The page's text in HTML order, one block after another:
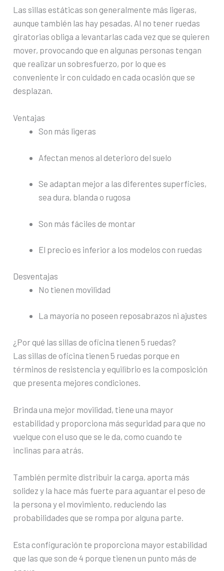
Las sillas estáticas son generalmente más ligeras,
aunque también las hay pesadas. Al no tener ruedas
giratorias obliga a levantarlas cada vez que se quieren
mover, provocando que en algunas personas tengan
que realizar un sobresfuerzo, por lo que es
conveniente ir con cuidado en cada ocasión que se
desplazan.
Ventajas
Son más ligeras
Afectan menos al deterioro del suelo
Se adaptan mejor a las diferentes superficies,
sea dura, blanda o rugosa
Son más fáciles de montar
El precio es inferior a los modelos con ruedas
Desventajas
No tienen movilidad
La mayoría no poseen reposabrazos ni ajustes
¿Por qué las sillas de oficina tienen 5 ruedas?
Las sillas de oficina tienen 5 ruedas porque en
términos de resistencia y equilibrio es la composición
que presenta mejores condiciones.
Brinda una mejor movilidad, tiene una mayor
estabilidad y proporciona más seguridad para que no
vuelque con el uso que se le da, como cuando te
inclinas para atrás.
También permite distribuir la carga, aporta más
solidez y la hace más fuerte para aguantar el peso de
la persona y el movimiento, reduciendo las
probabilidades que se rompa por alguna parte.
Esta configuración te proporciona mayor estabilidad
que las que son de 4 porque tienen un punto más de